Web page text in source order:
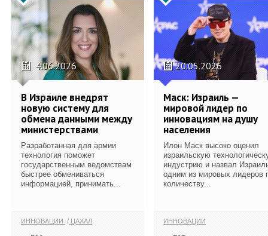
4.06.2026
В Израиле внедрят
новую систему для
обмена данными между
министерствами
Разработанная для армии
технология поможет
государственным ведомствам
быстрее обмениваться
информацией, принимать...
ИННОВАЦИИ ЦАХАЛ
20.05.2026
Маск: Израиль —
мировой лидер по
инновациям на душу
населения
Илон Маск высоко оценил
израильскую
индустрию и назвал
одним из мировых лидеров
количеству...
ИННОВАЦИИ